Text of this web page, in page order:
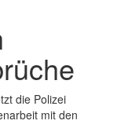
die Polizei
mit den